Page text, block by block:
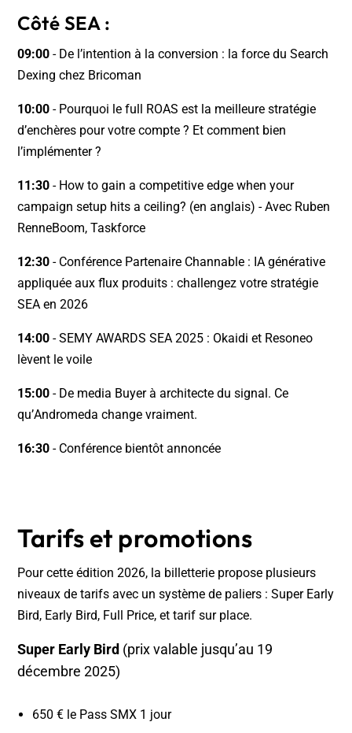
Côté SEA :
09:00 - De l’intention à la conversion : la force du Search
Dexing chez Bricoman
10:00 - Pourquoi le full ROAS est la meilleure stratégie
d’enchères pour votre compte ? Et comment bien
l’implémenter ?
11:30 - How to gain a competitive edge when your
campaign setup hits a ceiling? (en anglais) - Avec Ruben
RenneBoom, Taskforce
12:30 - Conférence Partenaire Channable : IA générative
appliquée aux flux produits : challengez votre stratégie
SEA en 2026
14:00 - SEMY AWARDS SEA 2025 : Okaidi et Resoneo
lèvent le voile
15:00 - De media Buyer à architecte du signal. Ce
qu’Andromeda change vraiment.
16:30 - Conférence bientôt annoncée
Tarifs et promotions
Pour cette édition 2026, la billetterie propose plusieurs
niveaux de tarifs avec un système de paliers : Super Early
Bird, Early Bird, Full Price, et tarif sur place.
Super Early Bird (prix valable jusqu’au 19
décembre 2025)
650 € le Pass SMX 1 jour